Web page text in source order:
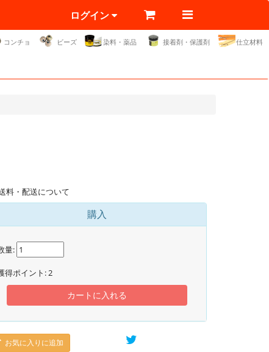
ログイン
コンチョ ビーズ 染料・薬品 接着剤・保護剤 仕立材料
料・配送について
購入
量:
得ポイント:2
カートに入れる
お気に入りに追加